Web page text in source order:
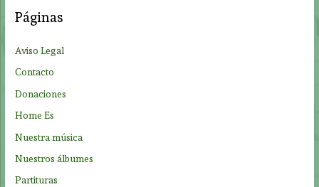
r
:
Páginas
Aviso Legal
Contacto
Donaciones
Home Es
Nuestra música
Nuestros álbumes
Partituras